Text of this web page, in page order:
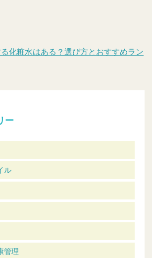
化粧水はある？選び方とおすすめラン
ー
ル
管理